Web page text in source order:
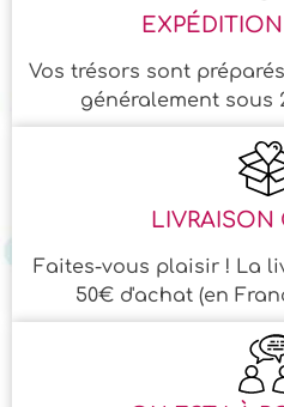
Vos trésors sont
généralement sous
LIVRAISON
Faites-vous plaisir ! La
50€ d'achat (en